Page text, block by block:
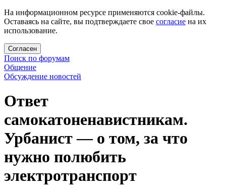
На информационном ресурсе применяются cookie-файлы.
Оставаясь на сайте, вы подтверждаете свое согласие на их
использование.
Согласен
Поиск по форумам
Общение
Обсуждение новостей
Ответ
самокатоненавистникам.
Урбанист — о том, за что
нужно полюбить
электротранспорт